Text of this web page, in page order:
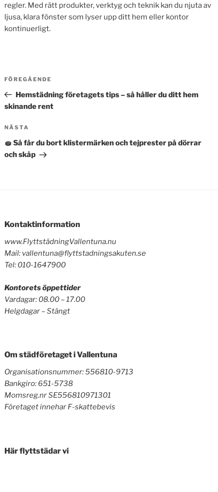
regler. Med rätt produkter, verktyg och teknik kan du njuta av
ljusa, klara fönster som lyser upp ditt hem eller kontor
kontinuerligt.
Inläggsnavigering
Föregående
inlägg
FÖREGÅENDE
Hemstädning företagets tips – så håller du ditt hem
skinande rent
Nästa
inlägg
NÄSTA
🧽 Så får du bort klistermärken och tejprester på dörrar
och skåp
Kontaktinformation
www.FlyttstädningVallentuna.nu
Mail: vallentuna@flyttstadningsakuten.se
Tel: 010-1647900
Kontorets öppettider
Vardagar: 08.00 – 17.00
Helgdagar – Stängt
Om städföretaget i Vallentuna
Organisationsnummer: 556810-9713
Bankgiro: 651-5738
Momsreg.nr SE556810971301
Företaget innehar F-skattebevis
Här flyttstädar vi